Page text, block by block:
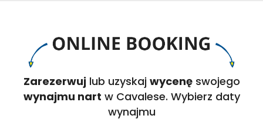
Zarezerwujlub uzyskaj wycenęswojego
wynajmu nart w Cavalese. Wybierz daty
wynajmu